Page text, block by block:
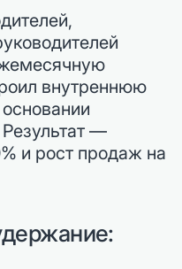
внутреннюю
—
и рост продаж на